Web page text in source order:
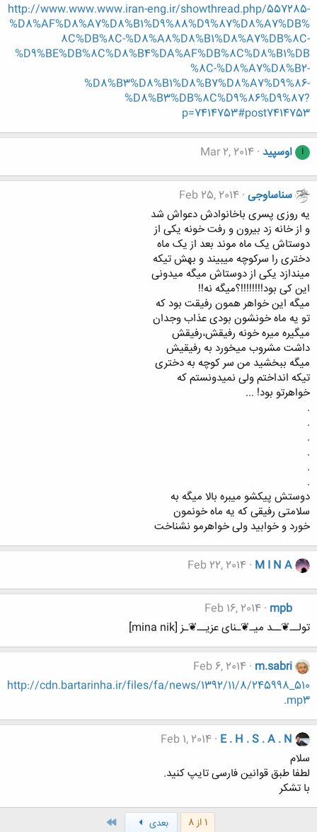
http://www.www.www.iran-eng.ir/showthread.php/557285-
%D8%AF%D8%A7%D8%B1%D9%88%D9%87%D8%A7%DB%
8C%DB%8C-%D8%A8%D8%B1%D8%A7%DB%8C-
%D9%BE%DB%8C%D8%B4%DA%AF%DB%8C%D8%B1%DB
%8C-%D8%A7%D8%B2-
%D8%B3%D8%B1%D8%B7%D8%A7%D9%86-
%D8%B3%DB%8C%D9%86%D9%87?
p=7414753#post7414753
ا اوسپید Mar 2, 2014
سناساوجی Feb 25, 2014
ﯾﻪ ﺭﻭﺯﯼ ﭘﺴﺮﯼ ﺑﺎﺧﺎﻧﻮﺍﺩﺵ ﺩﻋﻮﺍﺵ ﺷﺪ
ﻭ ﺍﺯ ﺧﺎﻧﻪ ﺯﺩ ﺑﯿﺮﻭﻥ ﻭ ﺭﻓﺖ ﺧﻮﻧﻪ ﯾﮑﯽ ﺍﺯ
ﺩﻭﺳﺘﺎﺵ ﯾﮏ ﻣﺎﻩ ﻣﻮﻧﺪ ﺑﻌﺪ ﺍﺯ ﯾﮏ ﻣﺎﻩ
ﺩﺧﺘﺮﯼ ﺭﺍ ﺳﺮﮐﻮﭼﻪ ﻣﯿﺒﯿﻨﺪ ﻭ ﺑﻬﺶ ﺗﯿﮑﻪ
ﻣﯿﻨﺪﺍﺯﺩ ﯾﮑﯽ ﺍﺯ ﺩﻭﺳﺘﺎﺵ ﻣﯿﮕﻪ ﻣﯿﺪﻭﻧﯽ
ﺍﯾﻦ ﮐﯽ ﺑﻮﺩ!!!!!!!!؟ﻣﯿﮕﻪ ﻧﻪ!!
ﻣﯿﮕﻪ ﺍﯾﻦ ﺧﻮﺍﻫﺮ ﻫﻤﻮﻥ ﺭﻓﯿﻘﺖ ﺑﻮﺩ ﮐﻪ
ﺗﻮ ﯾﻪ ﻣﺎﻩ ﺧﻮﻧﺸﻮﻥ ﺑﻮﺩﯼ ﻋﺬﺍﺏ ﻭﺟﺪﺍﻥ
ﻣﯿﮕﯿﺮﻩ ﻣﯿﺮﻩ ﺧﻮﻧﻪ ﺭﻓﯿﻘﺶ،ﺭﻓﯿﻘﺶ
ﺩﺍﺷﺖ ﻣﺸﺮﻭﺏ ﻣﯿﺨﻮﺭﺩ ﺑﻪ ﺭﻓﯿﻘﯿﺶ
ﻣﯿﮕﻪ ﺑﺒﺨﺸﯿﺪ ﻣﻦ ﺳﺮ ﮐﻮﭼﻪ ﺑﻪ ﺩﺧﺘﺮﯼ
ﺗﯿﮑﻪ ﺍﻧﺪﺍﺧﺘﻢ ﻭﻟﯽ ﻧﻤﯿﺪﻭﻧﺴﺘﻢ ﮐﻪ
ﺧﻮﺍﻫﺮﺗﻮ ﺑﻮﺩ! ...
.
.
.
.
.
.
ﺩﻭﺳﺘﺶ ﭘﯿﮑﺸﻮ ﻣﯿﺒﺮﻩ ﺑﺎﻻ ﻣﯿﮕﻪ ﺑﻪ
ﺳﻼﻣﺘﯽ ﺭﻓﯿﻘﯽ ﮐﻪ ﯾﻪ ﻣﺎﻩ ﺧﻮﻧﻤﻮﻥ
ﺧﻮﺭﺩ ﻭ ﺧﻮﺍﺑﯿﺪ ﻭﻟﯽ ﺧﻮﺍﻫﺮﻣﻮ ﻧﺸﻨﺎﺧﺖ
M I N A
Feb 22, 2014
mpb
Feb 16, 2014
تولــ❦ــد میـ❦ـنای عزیــ❦ـز [mina nik]
m.sabri
Feb 6, 2014
http://cdn.bartarinha.ir/files/fa/news/1392/11/8/245998_510
.mp3
E . H . S . A . N
Feb 1, 2014
سلام
لطفا طبق قوانین فارسی تایپ کنید.
با تشکر
1 از 8 بعدی